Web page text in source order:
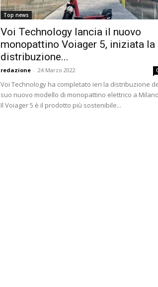
Top news
Voi Technology lancia il nuovo
monopattino Voiager 5, iniziata la
distribuzione...
redazione - 24 Marzo 2022
Voi Technology ha completato ieri la distribuzione
suo nuovo modello di monopattino elettrico a
Il Voiager 5 è il prodotto più sostenibile...